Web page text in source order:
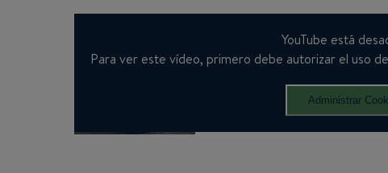
YouTube está
Para ver este vídeo, primero debe autorizar el uso
Administrar